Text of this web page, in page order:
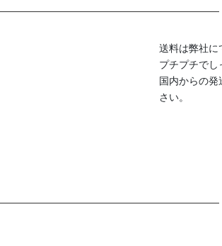
送料は弊社に
プチプチでし
国内からの
さい。